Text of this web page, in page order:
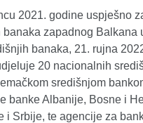
2021. godine uspješno
banaka zapadnog
banaka, 21. rujna
20 nacionalnih
središnjom
banke Albanije, Bosne i
i Srbije, te agencije za